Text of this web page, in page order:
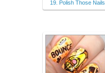
19. Polish Those Nails